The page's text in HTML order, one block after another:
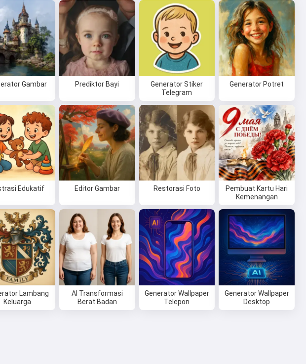
Gambar Prediktor Bayi
Generator Stiker
Telegram
Generator Potret
Edukatif Editor Gambar Restorasi Foto
Pembuat Kartu Hari
Kemenangan
Lambang
Keluarga
AI Transformasi
Berat Badan
Generator Wallpaper
Telepon
Generator Wallpaper
Desktop